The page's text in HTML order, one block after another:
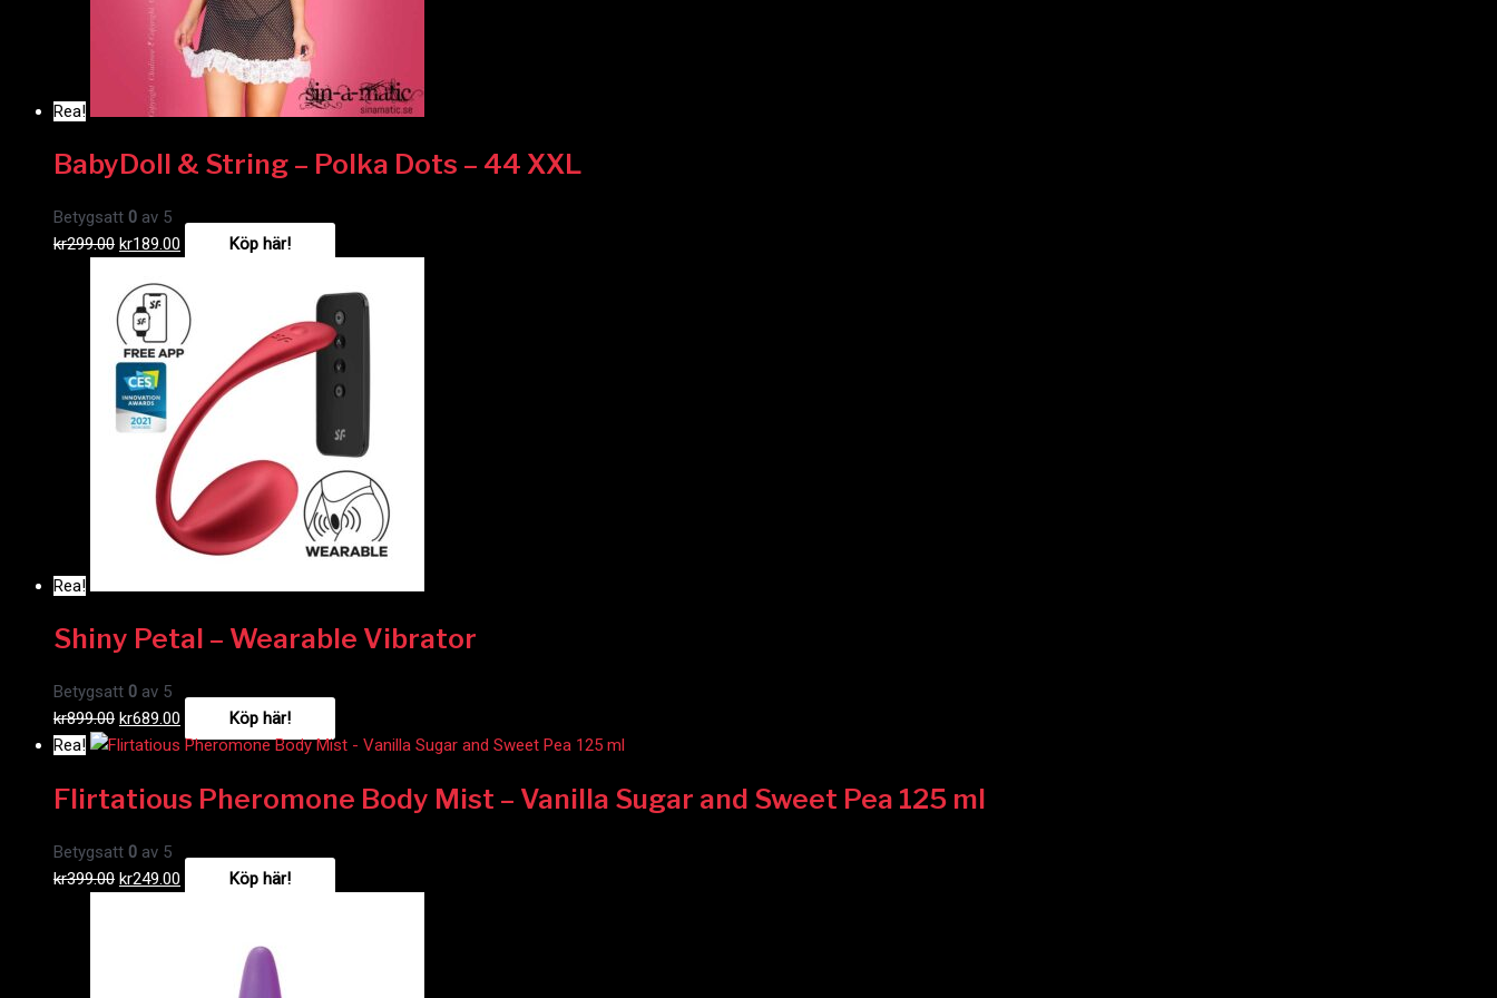
Rea!
BabyDoll & String – Polka Dots – 44 XXL
Betygsatt 0 av 5
kr299.00 kr189.00 Köp här!
Rea!
Shiny Petal – Wearable Vibrator
Betygsatt 0 av 5
kr899.00 kr689.00
Köp här!
Rea!
Flirtatious Pheromone Body Mist – Vanilla Sugar and Sweet Pea 125 ml
Betygsatt 0 av 5
kr399.00 kr249.00 Köp här!